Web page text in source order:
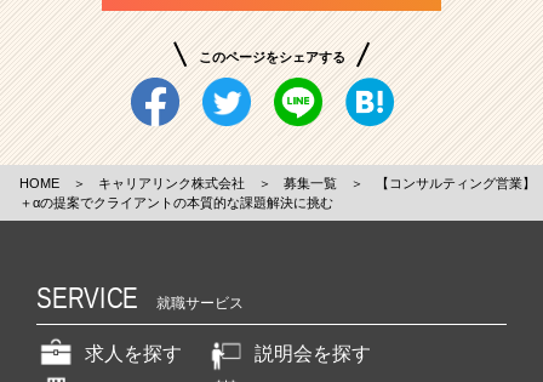
このページをシェアする
HOME ＞ キャリアリンク株式会社 ＞ 募集一覧 ＞
【コンサルティング営業】
＋αの提案でクライアントの本質的な課題解決に挑む
SERVICE 就職サービス
求人を探す
説明会を探す